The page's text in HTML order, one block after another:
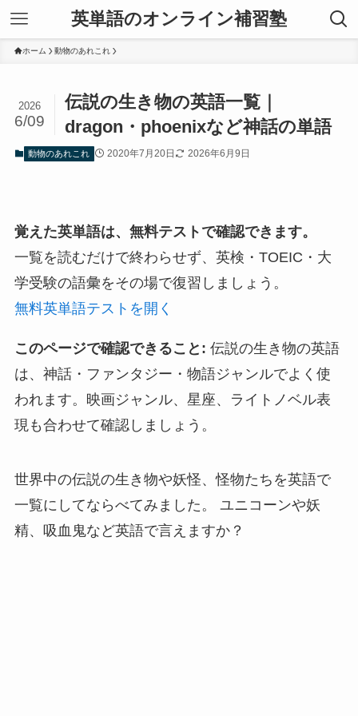
英単語のオンライン補習塾
ホーム 動物のあれこれ
伝説の生き物の英語一覧｜
dragon・phoenixなど神話の単語
2026
6/09
動物のあれこれ 2020年7月20日 2026年6月9日
覚えた英単語は、無料テストで確認できます。
一覧を読むだけで終わらせず、英検・TOEIC・大
学受験の語彙をその場で復習しましょう。
無料英単語テストを開く
このページで確認できること: 伝説の生き物の英語
は、神話・ファンタジー・物語ジャンルでよく使
われます。映画ジャンル、星座、ライトノベル表
現も合わせて確認しましょう。
世界中の伝説の生き物や妖怪、怪物たちを英語で
一覧にしてならべてみました。 ユニコーンや妖
精、吸血鬼など英語で言えますか？